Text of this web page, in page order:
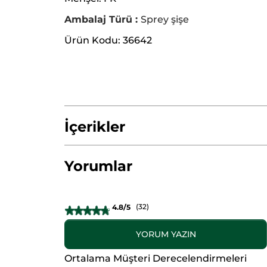
Ambalaj Türü : Sprey şişe
Ürün Kodu: 36642
İçerikler
CI 15985 ( YELLOW 6)
* Doğal içerikler
Yorumlar
★★★★★
★★★★★
4.8/5
ürün
için
4.8/5 (32)
YORUM YAZIN
Bu
Ortalama Müşteri Derecelendirmeleri